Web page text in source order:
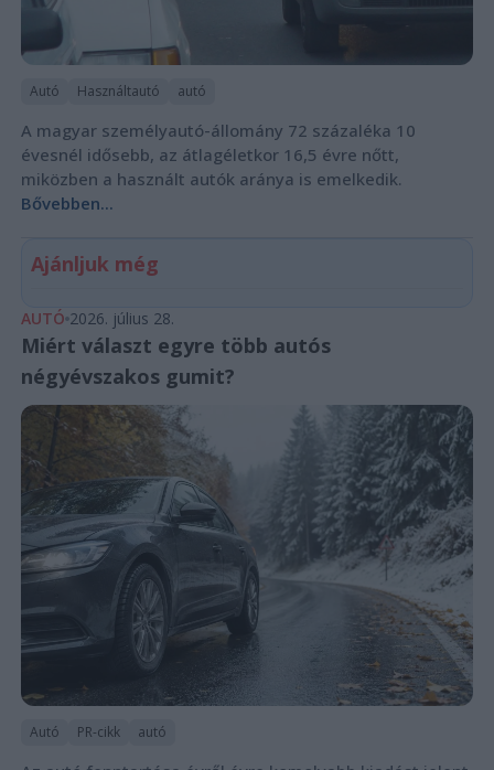
Autó Használtautó autó
A magyar személyautó-állomány 72 százaléka 10
évesnél idősebb, az átlagéletkor 16,5 évre nőtt,
miközben a használt autók aránya is emelkedik.
Bővebben...
Ajánljuk még
AUTÓ 2026. július 28.
Miért választ egyre több autós
négyévszakos gumit?
Autó PR-cikk autó